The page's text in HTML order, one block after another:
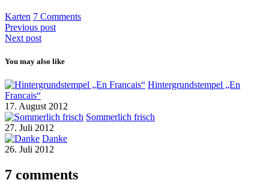
Karten 7 Comments
Previous post
Next post
You may also like
Hintergrundstempel „En
Francais“
17. August 2012
Sommerlich frisch
27. Juli 2012
Danke
26. Juli 2012
7 comments